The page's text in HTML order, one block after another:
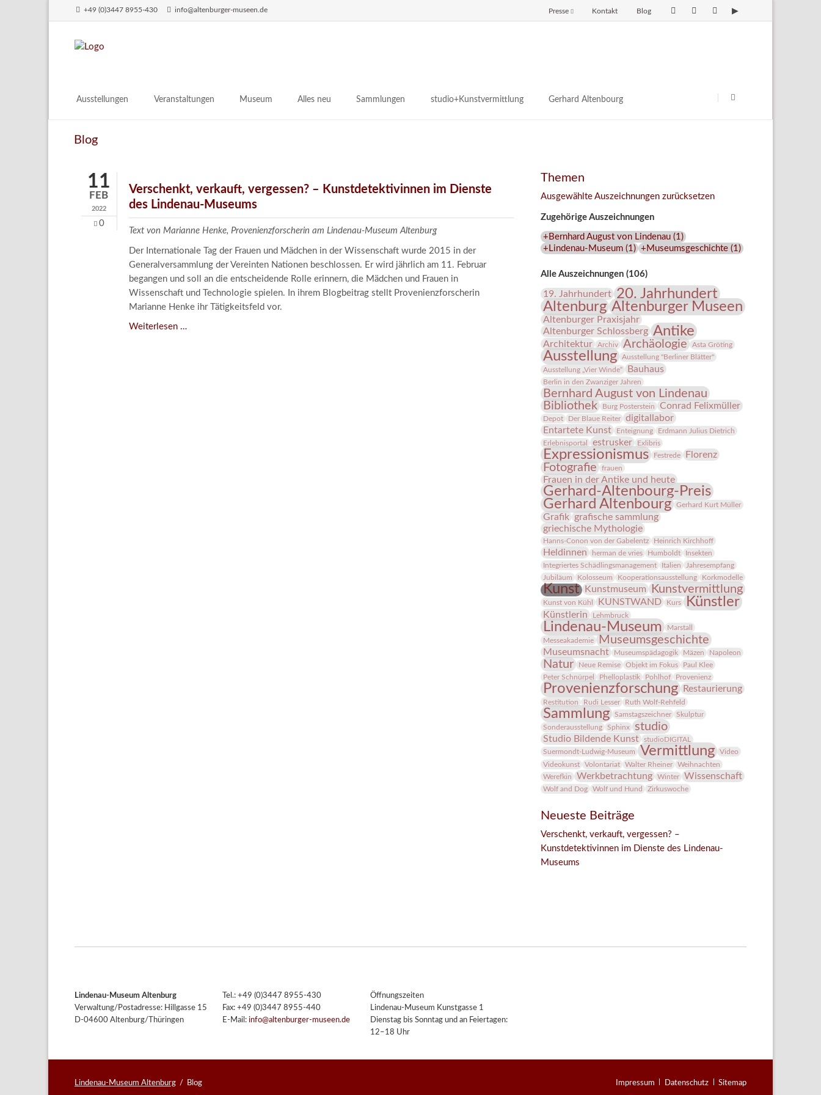
+49 (0)3447 8955-430 info@altenburger-museen.de Blog
Kontakt
Presse
Ausstellungen
Aktuell
Veranstaltungen Museum
Digitales
Team
Publikationen
Aktuelle Publikationen
Bestandskataloge & Editionen
Alles neu
Länderübergreifende kulturtouristische Ziele
Sammlungen
Malerei 17.–19. Jh.
Restaurierung
Forschung
studio+Kunstvermittlung
Angebote für Erwachsene
Gerhard Altenbourg
Blog
11
FEB
2022
0
Verschenkt, verkauft, vergessen? – Kunstdetektivinnen im Dienste
des Lindenau-Museums
Text von Marianne Henke, Provenienzforscherin am Lindenau-Museum Altenburg
Der Internationale Tag der Frauen und Mädchen in der Wissenschaft wurde 2015 in der
Generalversammlung der Vereinten Nationen beschlossen. Er wird jährlich am 11. Februar
begangen und soll an die entscheidende Rolle erinnern, die Mädchen und Frauen in
Wissenschaft und Technologie spielen. In ihrem Blogbeitrag stellt Provenienzforscherin
Marianne Henke ihr Tätigkeitsfeld vor.
Weiterlesen …Verschenkt,
Themen
Ausgewählte Auszeichnungen zurücksetzen
Zugehörige Auszeichnungen
+Bernhard August von Lindenau(1 )
+Lindenau-Museum(1 ) +Museumsgeschichte(1 )
Alle Auszeichnungen (106)
19. Jahrhundert 20. Jahrhundert
Altenburg Altenburger Museen
Altenburger Praxisjahr
Altenburger Schlossberg Antike
Architektur Archiv Archäologie Asta Gröting
Ausstellung
Ausstellung "Berliner Blätter"
Ausstellung „Vier Winde“
Bauhaus
Berlin in den Zwanziger Jahren
Bernhard August von Lindenau
Bibliothek
Burg Posterstein Conrad Felixmüller
Depot Der Blaue Reiter
digitallabor
Entartete Kunst
Enteignung
Erdmann Julius Dietrich
Erlebnisportal
estrusker Exlibris
Expressionismus Festrede Florenz
Fotografie frauen
Frauen in der Antike und heute
Gerhard-Altenbourg-Preis
Gerhard Altenbourg
Gerhard Kurt Müller
Grafik grafische sammlung
griechische Mythologie
Hanns-Conon von der Gabelentz Heinrich Kirchhoff
Heldinnen herman de vries Humboldt
Insekten
Integriertes Schädlingsmanagement
Italien
Jahresempfang
Jubiläum
Kolosseum Kooperationsausstellung Korkmodelle
Kunst Kunstmuseum Kunstvermittlung
Kunst von Kühl KUNSTWAND Kurs Künstler
Künstlerin Lehmbruck
Lindenau-Museum
Marstall
Messeakademie
Museumsgeschichte
Museumsnacht Museumspädagogik Mäzen Napoleon
Natur Neue Remise Objekt im Fokus
Paul Klee
Peter Schnürpel
Phelloplastik Pohlhof Provenienz
Provenienzforschung Restaurierung
Restitution Rudi Lesser Ruth Wolf-Rehfeld
Sammlung Samstagszeichner
Skulptur
Sonderausstellung
Sphinx studio
Studio Bildende Kunst
studioDIGITAL
Suermondt-Ludwig-Museum
Vermittlung
Video
Videokunst
Volontariat Walter Rheiner
Weihnachten
Werefkin
Werkbetrachtung Winter Wissenschaft
Wolf and Dog Wolf und Hund Zirkuswoche
Neueste Beiträge
Verschenkt, verkauft, vergessen? –
Kunstdetektivinnen im Dienste des Lindenau-
Museums
Lindenau-Museum Altenburg
Verwaltung/Postadresse: Hillgasse 15
D-04600 Altenburg/Thüringen
Tel.: +49 (0)3447 8955-430
Fax: +49 (0)3447 8955-440
E-Mail: info@altenburger-museen.de
Öffnungszeiten
Lindenau-Museum Kunstgasse 1
Dienstag bis Sonntag und an Feiertagen:
12–18 Uhr
Lindenau-Museum Altenburg Blog
Navigation
Impressum Datenschutz Sitemap